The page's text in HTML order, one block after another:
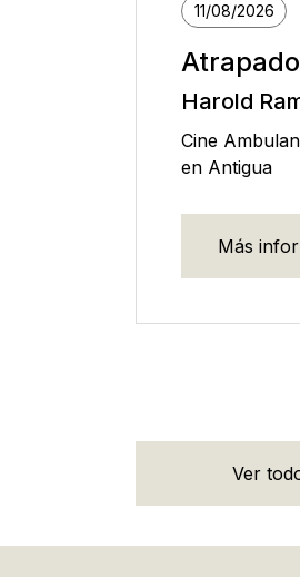
11/08/2026
Harold
Cine
en Antigua
Más
Ver